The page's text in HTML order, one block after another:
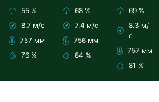
55 %
8.7 м/с
757 мм
76 %
68 %
7.4 м/с
756 мм
84 %
69 %
8.3 м/
с
757 мм
81 %